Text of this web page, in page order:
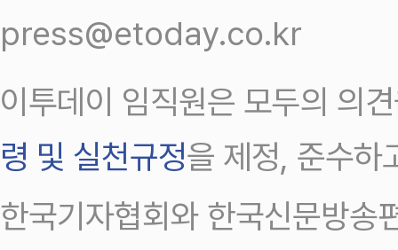
press@etoday.co.kr
이투데이 임직원은 모두의 의
령 및 실천규정을 제정, 준수하
한국기자협회와 한국신문방송